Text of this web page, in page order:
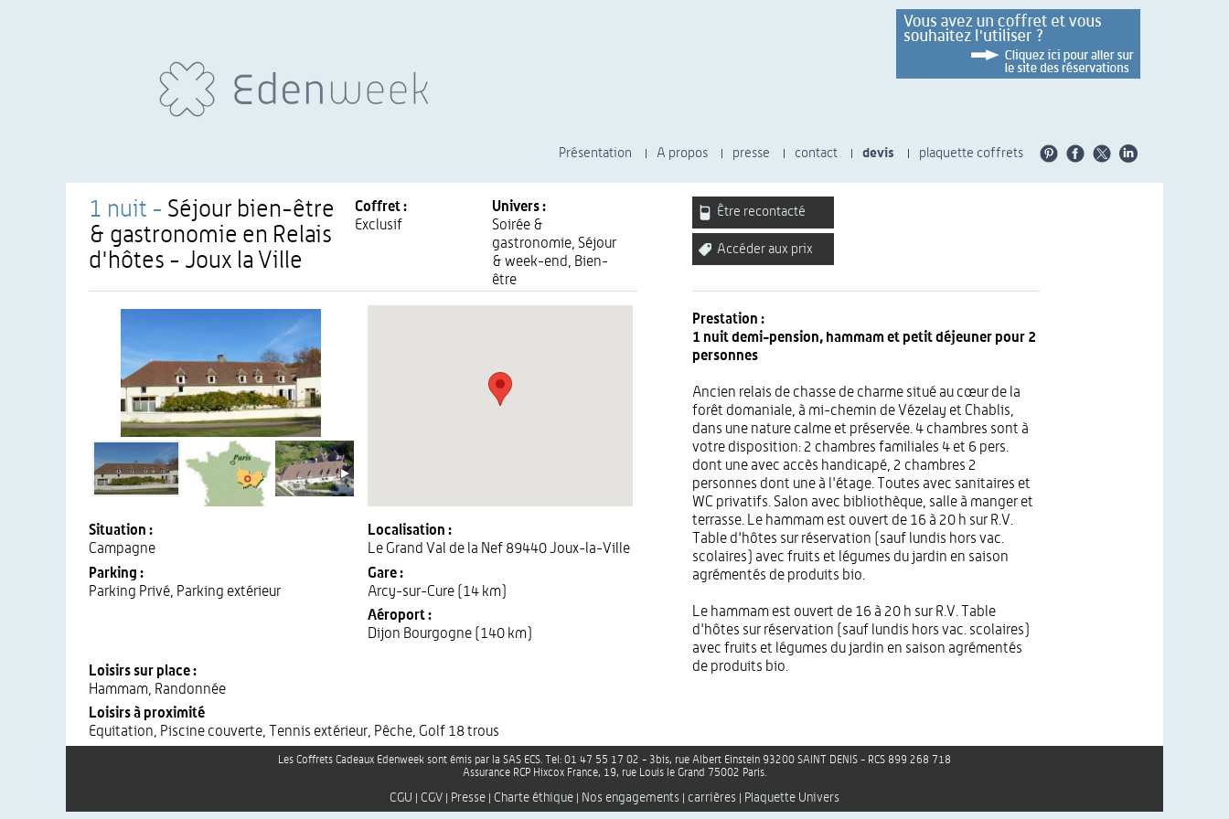
Présentation A propos presse contact devis plaquette coffrets
1 nuit - Séjour bien-être
& gastronomie en Relais
d'hôtes - Joux la Ville
Coffret :
Exclusif
Univers :
Soirée &
gastronomie Séjour
& week-end
Bien-
être
Être recontacté
Accéder aux prix
Situation :
Campagne
Parking :
Parking Privé, Parking extérieur
Localisation :
Le Grand Val de la Nef 89440 Joux-la-Ville
Gare :
Arcy-sur-Cure (14 km)
Aéroport :
Dijon Bourgogne (140 km)
Loisirs sur place :
Hammam, Randonnée
Loisirs à proximité
Equitation, Piscine couverte, Tennis extérieur, Pêche, Golf 18 trous
Prestation :
1 nuit demi-pension, hammam et petit déjeuner pour 2
personnes
Ancien relais de chasse de charme situé au cœur de la
forêt domaniale, à mi-chemin de Vézelay et Chablis,
dans une nature calme et préservée. 4 chambres sont à
votre disposition: 2 chambres familiales 4 et 6 pers.
dont une avec accès handicapé, 2 chambres 2
personnes dont une à l'étage. Toutes avec sanitaires et
WC privatifs. Salon avec bibliothèque, salle à manger et
terrasse. Le hammam est ouvert de 16 à 20 h sur R.V.
Table d'hôtes sur réservation (sauf lundis hors vac.
scolaires) avec fruits et légumes du jardin en saison
agrémentés de produits bio.
Le hammam est ouvert de 16 à 20 h sur R.V. Table
d'hôtes sur réservation (sauf lundis hors vac. scolaires)
avec fruits et légumes du jardin en saison agrémentés
de produits bio.
Les Coffrets Cadeaux Edenweek sont émis par la SAS ECS. Tel: 01 47 55 17 02 - 3bis, rue Albert Einstein 93200 SAINT DENIS - RCS 899 268 718
Assurance RCP Hixcox France, 19, rue Louis le Grand 75002 Paris.
CGU CGV Presse Charte éthique Nos engagements carrières Plaquette Univers